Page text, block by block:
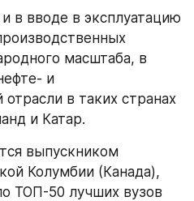
в вводе в эксплуатацию
масштаба, в
и
в таких странах
и Катар.
выпускником
Колумбии (Канада),
ТОП-50 лучших вузов